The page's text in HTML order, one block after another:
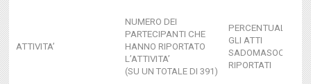
ATTIVITA’
NUMERO DEI
PARTECIPANTI CHE
HANNO RIPORTATO
L’ATTIVITA’
(SU UN TOTALE DI 391)
PERCENTUALE DI
GLI ATTI
SADOMASOCHISTI
RIPORTATI